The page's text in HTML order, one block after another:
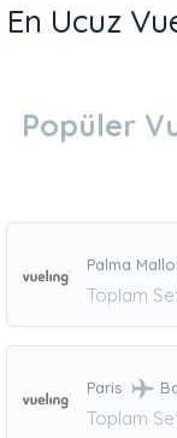
En Ucuz
Popüler
Palma
Toplam
Paris
Toplam